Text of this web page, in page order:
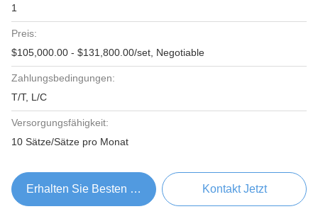
1
Preis:
$105,000.00 - $131,800.00/set, Negotiable
Zahlungsbedingungen:
T/T, L/C
Versorgungsfähigkeit:
10 Sätze/Sätze pro Monat
Erhalten Sie Besten Preis Kontakt Jetzt